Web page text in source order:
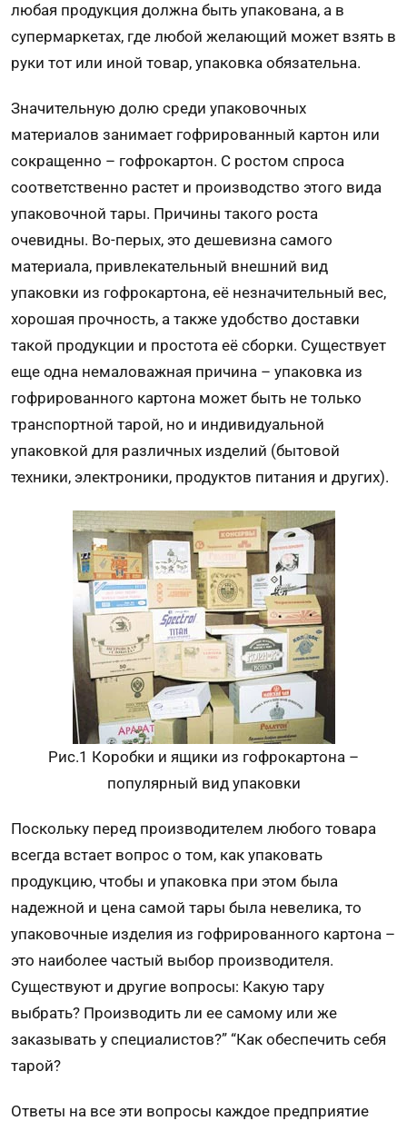
любая продукция должна быть упакована, а в
супермаркетах, где любой желающий может взять в
руки тот или иной товар, упаковка обязательна.
Значительную долю среди упаковочных
материалов занимает гофрированный картон или
сокращенно – гофрокартон. С ростом спроса
соответственно растет и производство этого вида
упаковочной тары. Причины такого роста
очевидны. Во-перых, это дешевизна самого
материала, привлекательный внешний вид
упаковки из гофрокартона, её незначительный вес,
хорошая прочность, а также удобство доставки
такой продукции и простота её сборки. Существует
еще одна немаловажная причина – упаковка из
гофрированного картона может быть не только
транспортной тарой, но и индивидуальной
упаковкой для различных изделий (бытовой
техники, электроники, продуктов питания и других).
Рис.1 Коробки и ящики из гофрокартона –
популярный вид упаковки
Поскольку перед производителем любого товара
всегда встает вопрос о том, как упаковать
продукцию, чтобы и упаковка при этом была
надежной и цена самой тары была невелика, то
упаковочные изделия из гофрированного картона –
это наиболее частый выбор производителя.
Существуют и другие вопросы: Какую тару
выбрать? Производить ли ее самому или же
заказывать у специалистов?” “Как обеспечить себя
тарой?
Ответы на все эти вопросы каждое предприятие